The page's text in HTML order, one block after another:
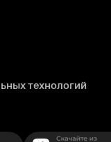
технологий